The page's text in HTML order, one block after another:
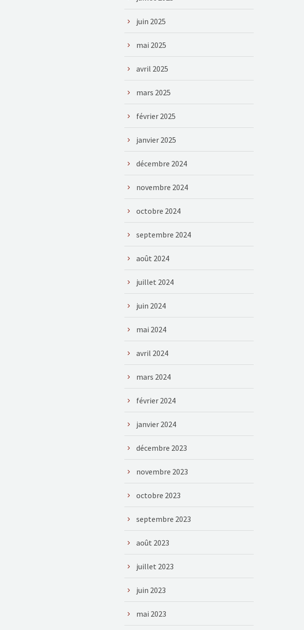
juin 2025
mai 2025
avril 2025
mars 2025
février 2025
janvier 2025
décembre 2024
novembre 2024
octobre 2024
septembre 2024
août 2024
juillet 2024
juin 2024
mai 2024
avril 2024
mars 2024
février 2024
janvier 2024
décembre 2023
novembre 2023
octobre 2023
septembre 2023
août 2023
juillet 2023
juin 2023
mai 2023